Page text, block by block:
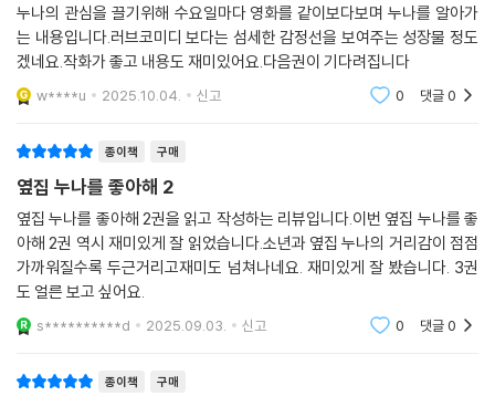
누나의 관심을 끌기위해 수요일마다 영화를 같이보다보며 누나를 알아가
는 내용입니다.러브코미디 보다는 섬세한 감정선을 보여주는 성장물 정도
겠네요.작화가 좋고 내용도 재미있어요.다음권이 기다려집니다
w****u 2025.10.04. 신고 0 댓글0
종이책 구매
옆집 누나를 좋아해 2
옆집 누나를 좋아해 2권을 읽고 작성하는 리뷰입니다.이번 옆집 누나를 좋
아해 2권 역시 재미있게 잘 읽었습니다.소년과 옆집 누나의 거리감이 점점
가까워질수록 두근거리고재미도 넘쳐나네요. 재미있게 잘 봤습니다. 3권
도 얼른 보고 싶어요.
s**********d 2025.09.03. 신고 0 댓글0
종이책 구매